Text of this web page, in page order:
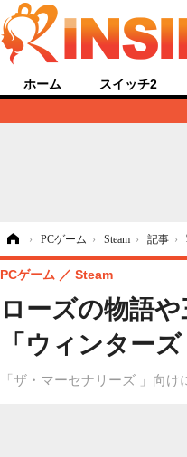
ホーム スイッチ2
› PCゲーム › Steam › 記事 ›
ローズの物語
「ウィンター
「ザ・マーセナリーズ 」向
PCゲーム Steam